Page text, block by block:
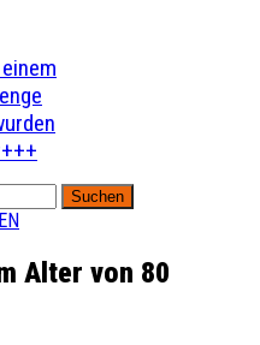
Alter von 80